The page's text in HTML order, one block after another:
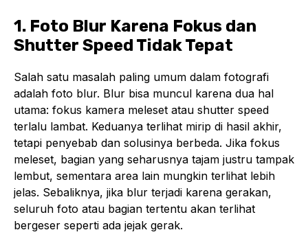
1. Foto Blur Karena Fokus dan
Shutter Speed Tidak Tepat
Salah satu masalah paling umum dalam fotografi
adalah foto blur. Blur bisa muncul karena dua hal
utama: fokus kamera meleset atau shutter speed
terlalu lambat. Keduanya terlihat mirip di hasil akhir,
tetapi penyebab dan solusinya berbeda. Jika fokus
meleset, bagian yang seharusnya tajam justru tampak
lembut, sementara area lain mungkin terlihat lebih
jelas. Sebaliknya, jika blur terjadi karena gerakan,
seluruh foto atau bagian tertentu akan terlihat
bergeser seperti ada jejak gerak.